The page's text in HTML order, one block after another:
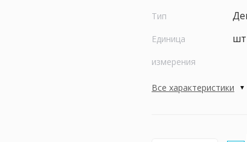
Тип
Единица
измерения
шт
Все характеристики